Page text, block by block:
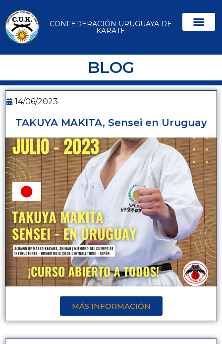
CONFEDERACIÓN URUGUAYA DE
KARATE
BLOG
14/06/2023
TAKUYA MAKITA, Sensei en Uruguay
MÁS INFORMACIÓN